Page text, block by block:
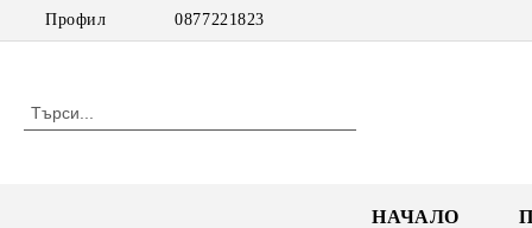
Профил 0877221823
НАЧАЛО